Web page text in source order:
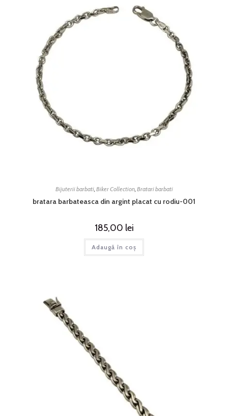
Bijuterii barbati,Biker Collection,Bratari barbati
bratara barbateasca din argint placat cu rodiu-001
185,00 lei
Adaugă în coș